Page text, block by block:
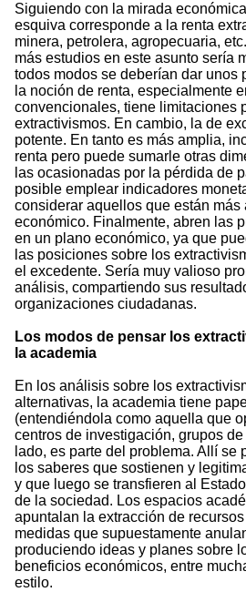
Siguiendo con la mirada
esquiva corresponde a la renta
minera, petrolera, agropecuaria,
más estudios en este asunto sería
todos modos se deberían dar unos
la noción de renta, especialmente
convencionales, tiene limitaciones
extractivismos. En cambio, la de
potente. En tanto es más amplia,
renta pero puede sumarle otras
las ocasionadas por la pérdida de
posible emplear indicadores
considerar aquellos que están más
económico. Finalmente, abren las
en un plano económico, ya que
las posiciones sobre los
el excedente. Sería muy valioso
análisis, compartiendo sus
organizaciones ciudadanas.
Los modos de pensar los
la academia
En los análisis sobre los
alternativas, la academia tiene
(entendiéndola como aquella que
centros de investigación, grupos
lado, es parte del problema. Allí se
los saberes que sostienen y
y que luego se transfieren al
de la sociedad. Los espacios
apuntalan la extracción de
medidas que supuestamente
produciendo ideas y planes sobre
beneficios económicos, entre
estilo.